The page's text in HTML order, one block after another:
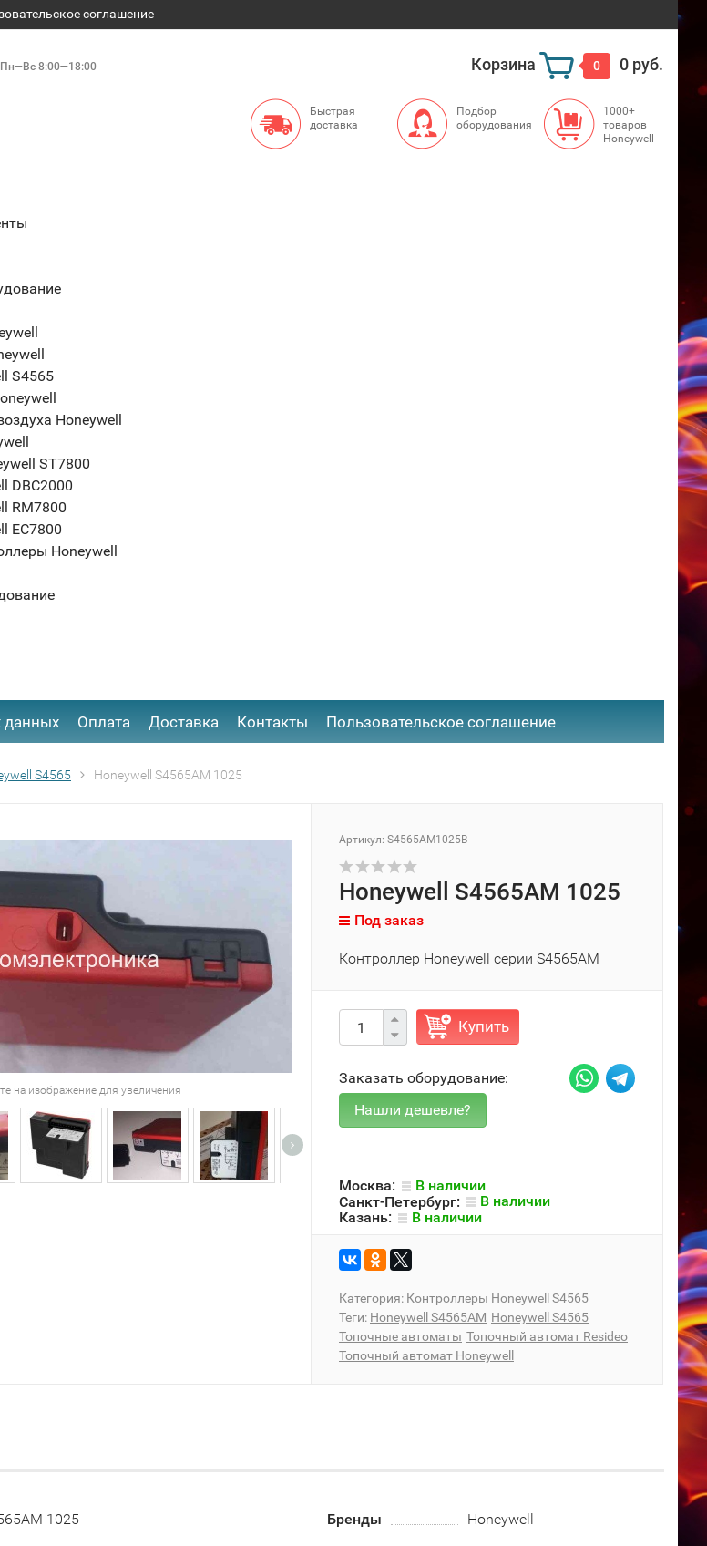
соглашение
Пн—Вс 8:00—18:00 Корзина 0 0 руб.
S4565
Honeywell
ST7800
DBC2000
RM7800
EC7800
Honeywell
Быстрая
доставка
Подбор
оборудования
1000+
товаров
Honeywell
данных Оплата Доставка Контакты ​Пользовательское соглашение
S4565 Honeywell S4565AM 1025
на изображение для увеличения
Артикул: S4565AM1025B
Honeywell S4565AM 1025
Под заказ
Контроллер Honeywell серии S4565AM
Купить
Заказать оборудование:
Москва:
В наличии
Санкт-Петербург:
В наличии
Казань:
В наличии
Категория: Контроллеры Honeywell S4565
Теги: Honeywell S4565AM Honeywell S4565
Топочные автоматы Топочный автомат Resideo
Топочный автомат Honeywell
1025 Бренды Honeywell